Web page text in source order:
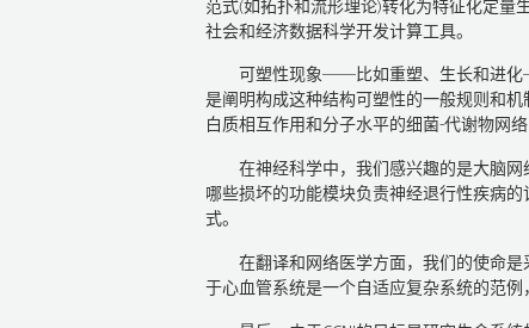
范式(如拓扑和流形理论)转化为特征化定量
社会和经济数据科学开发计算工具。
可塑性现象——比如重塑、生长和进化
是阐明构成这种结构可塑性的一般规则和
白质相互作用和分子水平的细菌-代谢物网
在神经科学中，我们感兴趣的是大脑
哪些损坏的功能模块负责神经退行性疾病
式。
在翻译和网络医学方面，我们的使命
于心血管系统是一个自适应复杂系统的范